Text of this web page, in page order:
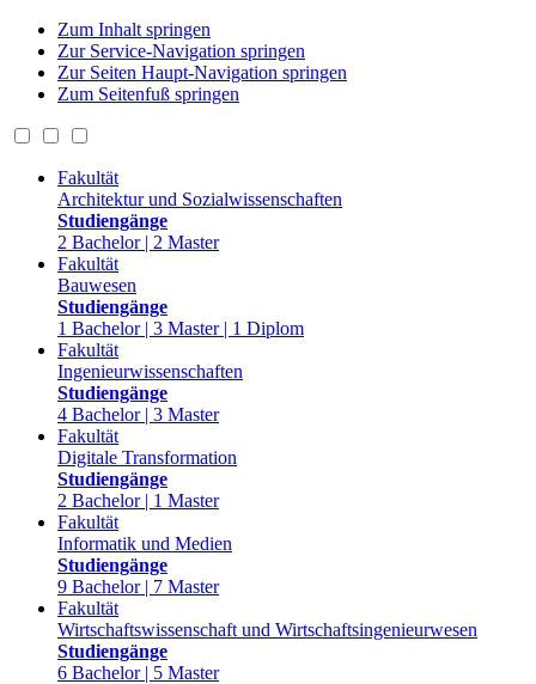
Zum Inhalt springen
Zur Service-Navigation springen
Zur Seiten Haupt-Navigation springen
Zum Seitenfuß springen
Fakultät
Architektur und Sozialwissenschaften
Studiengänge
2 Bachelor | 2 Master
Fakultät
Bauwesen
Studiengänge
1 Bachelor | 3 Master | 1 Diplom
Fakultät
Ingenieurwissenschaften
Studiengänge
4 Bachelor | 3 Master
Fakultät
Digitale Transformation
Studiengänge
2 Bachelor | 1 Master
Fakultät
Informatik und Medien
Studiengänge
9 Bachelor | 7 Master
Fakultät
Wirtschaftswissenschaft und Wirtschaftsingenieurwesen
Studiengänge
6 Bachelor | 5 Master